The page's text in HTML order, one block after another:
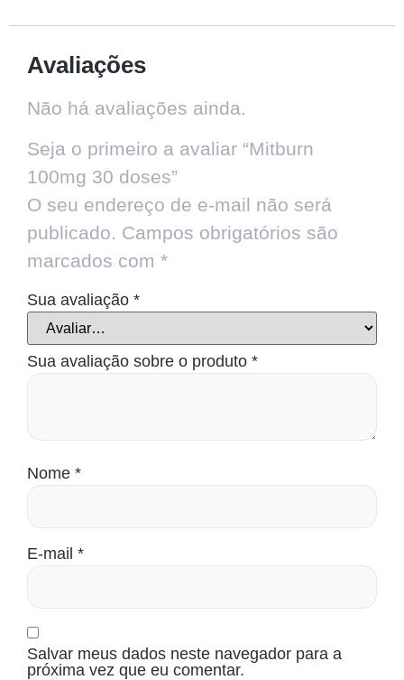
Avaliações
Não há avaliações ainda.
Seja o primeiro a avaliar “Mitburn
100mg 30 doses”
O seu endereço de e-mail não será
publicado. Campos obrigatórios são
marcados com *
Sua avaliação *
Sua avaliação sobre o produto *
Nome *
E-mail *
Salvar meus dados neste navegador para a
próxima vez que eu comentar.